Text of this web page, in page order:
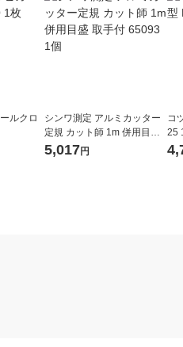
ルクロ
シンワ測定 アルミカッター
定規 カット師 1m 併用目盛
取手付 65093 1個
5,017円
コ
25